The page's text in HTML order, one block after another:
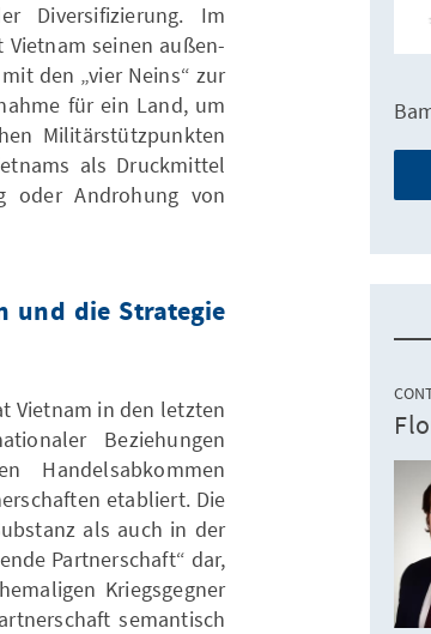
Diversifizierung. Im
Vietnam seinen außen-
den „vier Neins“ zur
für ein Land, um
Militärstützpunkten
als Druckmittel
oder Androhung von
und die Strategie
Vietnam in den letzten
Beziehungen
Handelsabkommen
etabliert. Die
als auch in der
Partnerschaft“ dar,
Kriegsgegner
semantisch